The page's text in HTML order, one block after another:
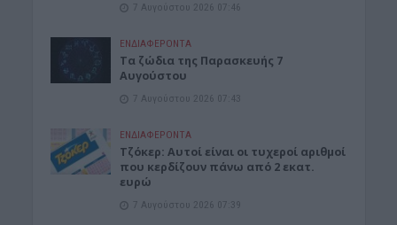
7 Αυγούστου 2026 07:46
ΕΝΔΙΑΦΕΡΟΝΤΑ
Tα ζώδια της Παρασκευής 7
Αυγούστου
7 Αυγούστου 2026 07:43
ΕΝΔΙΑΦΕΡΟΝΤΑ
Τζόκερ: Αυτοί είναι οι τυχεροί αριθμοί
που κερδίζουν πάνω από 2 εκατ.
ευρώ
7 Αυγούστου 2026 07:39